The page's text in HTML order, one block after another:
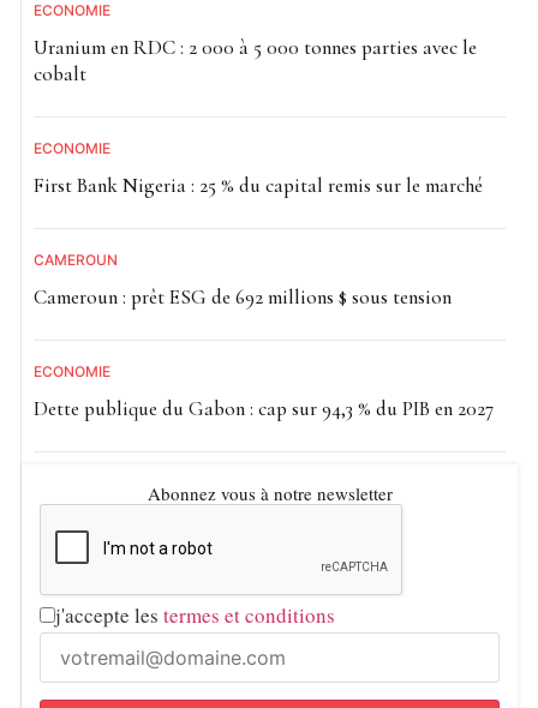
ECONOMIE
Uranium en RDC : 2 000 à 5 000 tonnes parties avec le
cobalt
ECONOMIE
First Bank Nigeria : 25 % du capital remis sur le marché
CAMEROUN
Cameroun : prêt ESG de 692 millions $ sous tension
ECONOMIE
Dette publique du Gabon : cap sur 94,3 % du PIB en 2027
Abonnez vous à notre newsletter
j'accepte les termes et conditions